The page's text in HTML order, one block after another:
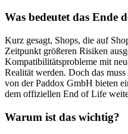
Was bedeutet das Ende
Kurz gesagt, Shops, die auf
Zeitpunkt größeren Risiken
Kompatibilitätsprobleme mit
Realität werden. Doch das
von der Paddox GmbH bieten
dem offiziellen End of Life
Warum ist das wichtig?